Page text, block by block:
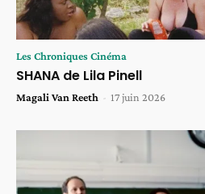
Les Chroniques Cinéma
SHANA de Lila Pinell
Magali Van Reeth - 17 juin 2026